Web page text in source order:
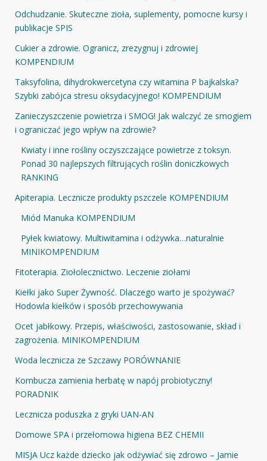
Odchudzanie. Skuteczne zioła, suplementy, pomocne kursy i
publikacje SPIS
Cukier a zdrowie. Ogranicz, zrezygnuj i zdrowiej
KOMPENDIUM
Taksyfolina, dihydrokwercetyna czy witamina P bajkalska?
Szybki zabójca stresu oksydacyjnego! KOMPENDIUM
Zanieczyszczenie powietrza i SMOG! Jak walczyć ze smogiem
i ograniczać jego wpływ na zdrowie?
Kwiaty i inne rośliny oczyszczające powietrze z toksyn.
Ponad 30 najlepszych filtrujących roślin doniczkowych
RANKING
Apiterapia. Lecznicze produkty pszczele KOMPENDIUM
Miód Manuka KOMPENDIUM
Pyłek kwiatowy. Multiwitamina i odżywka…naturalnie
MINIKOMPENDIUM
Fitoterapia. Ziołolecznictwo. Leczenie ziołami
Kiełki jako Super Żywność. Dlaczego warto je spożywać?
Hodowla kiełków i sposób przechowywania
Ocet jabłkowy. Przepis, właściwości, zastosowanie, skład i
zagrożenia. MINIKOMPENDIUM
Woda lecznicza ze Szczawy PORÓWNANIE
Kombucza zamienia herbatę w napój probiotyczny!
PORADNIK
Lecznicza poduszka z gryki UAN-AN
Domowe SPA i przełomowa higiena BEZ CHEMII
MISJA Ucz każde dziecko jak odżywiać się zdrowo – Jamie